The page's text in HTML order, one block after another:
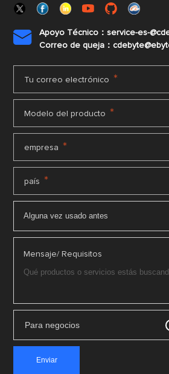

Apoyo Técnico：service-es-
Correo de queja：
Tu correo electrónico *
Modelo del producto *
empresa *
país *
Mensaje/ Requisitos
Para negocios